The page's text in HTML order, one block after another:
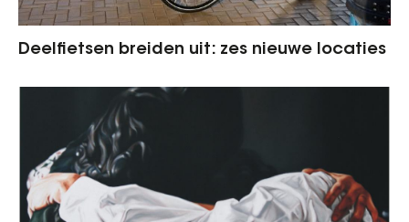
Deelfietsen breiden uit: zes nieuwe locaties